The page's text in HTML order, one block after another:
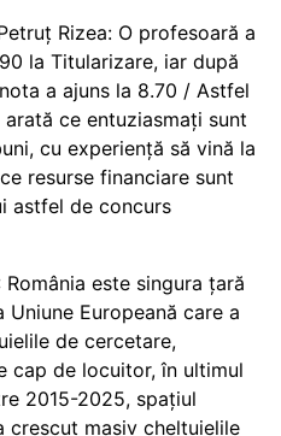
Rizea: O profesoară a
la Titularizare, iar după
a ajuns la 8.70 / Astfel
ce entuziasmați sunt
cu experiență să vină la
resurse financiare sunt
astfel de concurs
România este singura țară
Uniune Europeană care a
de cercetare,
cap de locuitor, în ultimul
2015-2025, spațiul
crescut masiv cheltuielile